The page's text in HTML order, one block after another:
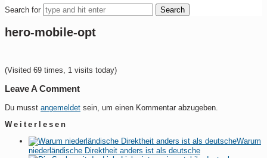
Search for
hero-mobile-opt
(Visited 69 times, 1 visits today)
Leave A Comment
Du musst angemeldet sein, um einen Kommentar abzugeben.
Weiterlesen
Warum
niederländische Direktheit anders ist als deutsche